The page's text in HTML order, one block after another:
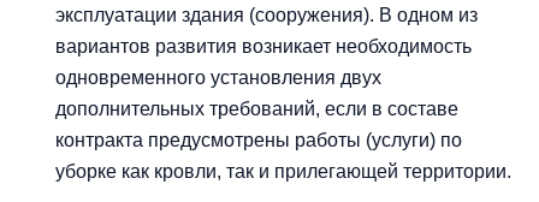
эксплуатации здания (сооружения). В одном из
вариантов развития возникает необходимость
одновременного установления двух
дополнительных требований, если в составе
контракта предусмотрены работы (услуги) по
уборке как кровли, так и прилегающей территории.